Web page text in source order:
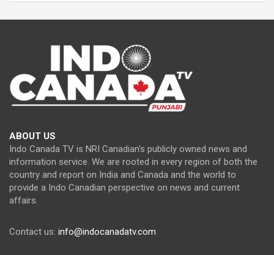
ABOUT US
Indo Canada TV is NRI Canadian’s publicly owned news and
information service. We are rooted in every region of both the
country and report on India and Canada and the world to
provide a Indo Canadian perspective on news and current
affairs.
Contact us: info@indocanadatv.com